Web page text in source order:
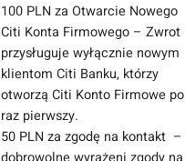
100 PLN za Otwarcie Nowego
Citi Konta Firmowego – Zwrot
przysługuje wyłącznie nowym
klientom Citi Banku, którzy
otworzą Citi Konto Firmowe po
raz pierwszy.
50 PLN za zgodę na kontakt –